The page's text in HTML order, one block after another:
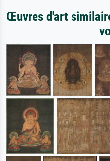
Œuvres d'art